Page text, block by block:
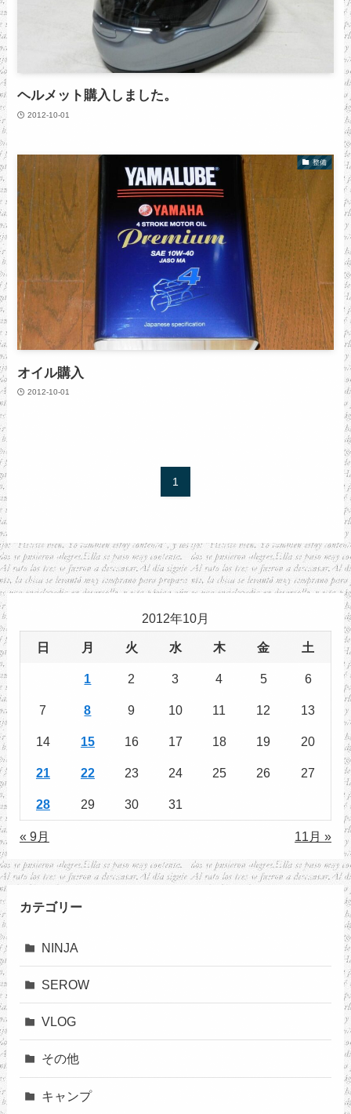
ヘルメット購入しました。
2012-10-01
整備
オイル購入
2012-10-01
1
2012年10月
日 月 火 水 木 金 土
1 2 3 4 5 6
7 8 9 10 11 12 13
14 15 16 17 18 19 20
21 22 23 24 25 26 27
28 29 30 31
« 9月 11月 »
カテゴリー
NINJA
SEROW
VLOG
その他
キャンプ